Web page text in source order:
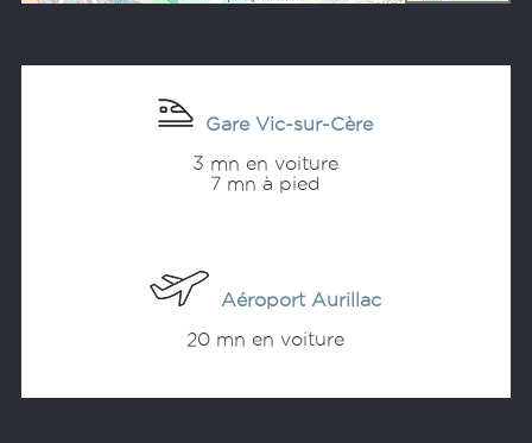
Gare Vic-sur-Cère
3 mn en voiture
7 mn à pied
Aéroport Aurillac
20 mn en voiture